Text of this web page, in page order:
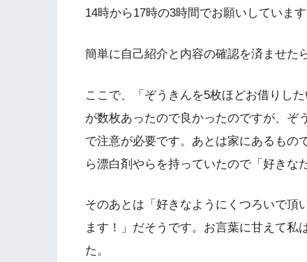
14時から17時の3時間でお願いしていま
簡単に自己紹介と内容の確認を済ませた
ここで、「ぞうきんを5枚ほどお借りし
が数枚あったので良かったのですが、ぞ
で注意が必要です。あとは家にあるもの
ら漂白剤やらを持っていたので「好きな
そのあとは「好きなようにくつろいで頂
ます！」だそうです。お言葉に甘えて私
た。